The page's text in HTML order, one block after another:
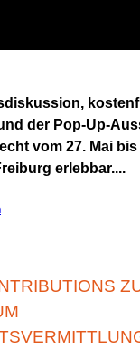
der Pop-Up-
vom 27. Mai
erlebbar....